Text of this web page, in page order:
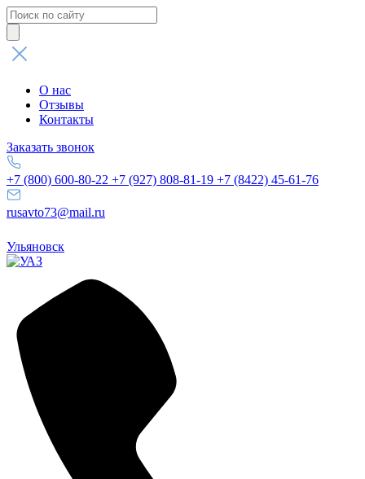
Поиск
товаров
О нас
Отзывы
Контакты
Заказать звонок
+7 (800) 600-80-22 +7 (927) 808-81-19 +7 (8422) 45-61-76
rusavto73@mail.ru
Ульяновск